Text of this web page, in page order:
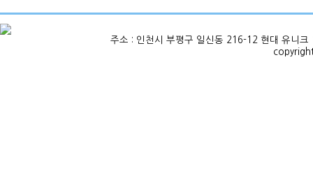
주소 : 인천시 부평구 일신동 216-12 현대 유니